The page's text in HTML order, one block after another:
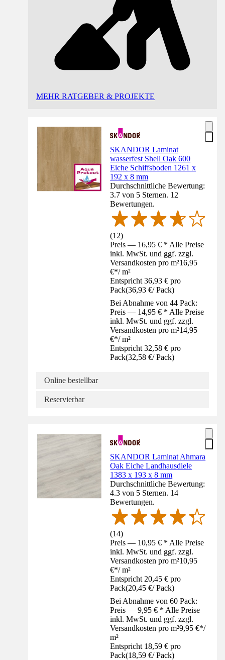
MEHR RATGEBER & PROJEKTE
SKANDOR Laminat
wasserfest Shell Oak 600
Eiche Schiffsboden 1261 x
192 x 8 mm
Durchschnittliche Bewertung:
3.7 von 5 Sternen. 12
Bewertungen.
(12)
Preis — 16,95 € * Alle Preise
inkl. MwSt. und ggf. zzgl.
Versandkosten pro m²16,95
€*/ m²
Entspricht 36,93 € pro
Pack(36,93 €/ Pack)
Bei Abnahme von 44 Pack:
Preis — 14,95 € * Alle Preise
inkl. MwSt. und ggf. zzgl.
Versandkosten pro m²14,95
€*/ m²
Entspricht 32,58 € pro
Pack(32,58 €/ Pack)
Online bestellbar
Reservierbar
SKANDOR Laminat Ahmara
Oak Eiche Landhausdiele
1383 x 193 x 8 mm
Durchschnittliche Bewertung:
4.3 von 5 Sternen. 14
Bewertungen.
(14)
Preis — 10,95 € * Alle Preise
inkl. MwSt. und ggf. zzgl.
Versandkosten pro m²10,95
€*/ m²
Entspricht 20,45 € pro
Pack(20,45 €/ Pack)
Bei Abnahme von 60 Pack:
Preis — 9,95 € * Alle Preise
inkl. MwSt. und ggf. zzgl.
Versandkosten pro m²9,95 €*/
m²
Entspricht 18,59 € pro
Pack(18,59 €/ Pack)